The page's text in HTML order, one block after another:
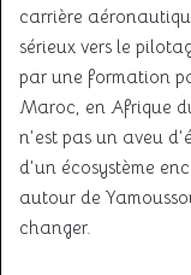
carrière
sérieux vers le
par une formation
Maroc, en Afrique
n’est pas un aveu
d’un écosystème
autour de
changer.